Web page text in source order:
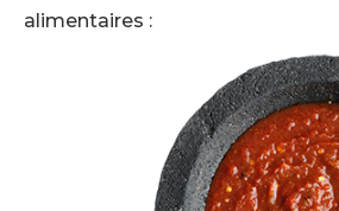
alimentaires :